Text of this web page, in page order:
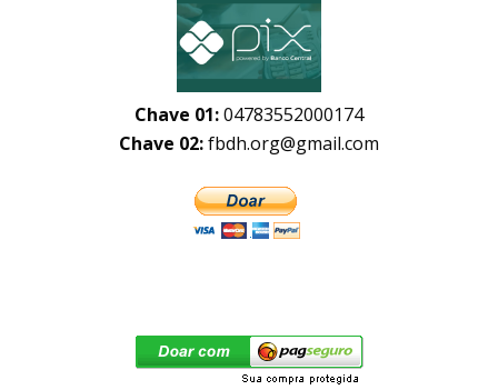
Chave 01:04783552000174
Chave 02:fbdh.org@gmail.com